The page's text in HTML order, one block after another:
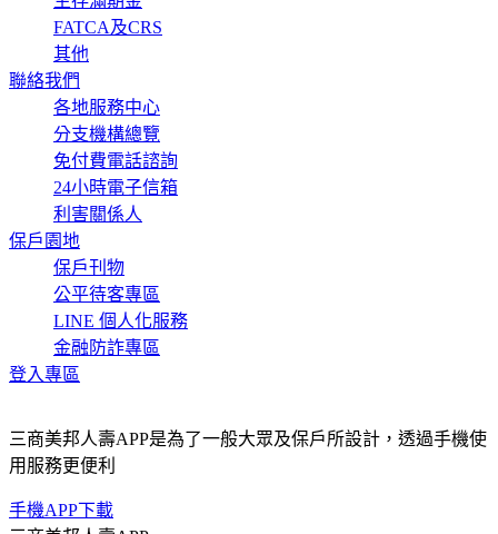
FATCA及CRS
其他
聯絡我們
各地服務中心
分支機構總覽
免付費電話諮詢
24小時電子信箱
利害關係人
保戶園地
保戶刊物
公平待客專區
LINE 個人化服務
金融防詐專區
登入專區
三商美邦人壽APP是為了一般大眾及保戶所設計，透過手機使
用服務更便利
手機APP下載